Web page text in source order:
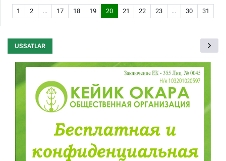
1 2 ... 17 18 19 20 21 22 23 ... 30 31
USSATLAR